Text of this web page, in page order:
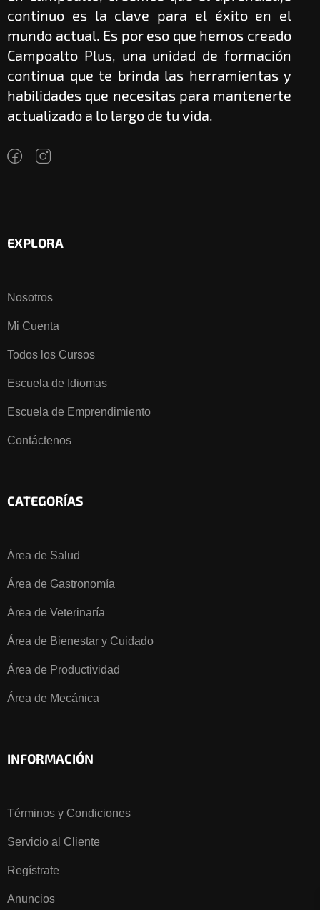
continuo es la clave para el éxito en el
mundo actual. Es por eso que hemos creado
Campoalto Plus, una unidad de formación
continua que te brinda las herramientas y
habilidades que necesitas para mantenerte
actualizado a lo largo de tu vida.
EXPLORA
Nosotros
Mi Cuenta
Todos los Cursos
Escuela de Idiomas
Escuela de Emprendimiento
Contáctenos
CATEGORÍAS
Área de Salud
Área de Gastronomía
Área de Veterinaría
Área de Bienestar y Cuidado
Área de Productividad
Área de Mecánica
INFORMACIÓN
Términos y Condiciones
Servicio al Cliente
Regístrate
Anuncios